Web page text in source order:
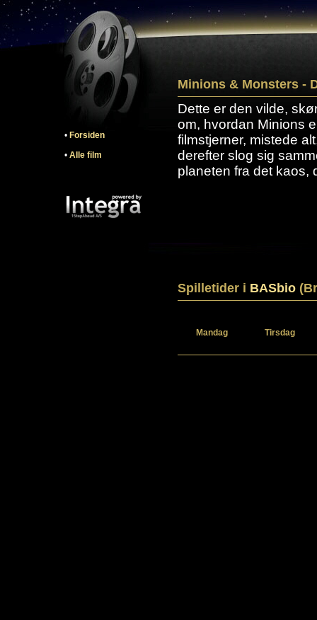
• Forsiden
• Alle film
Minions & Monsters -
Dette er den vilde,
om, hvordan Minions
filmstjerner, mistede
derefter slog sig
planeten fra det kaos,
Spilletider i BASbio
Mandag Tirsdag